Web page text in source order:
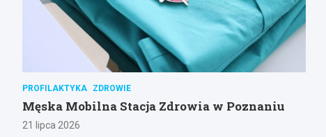
PROFILAKTYKA ZDROWIE
Męska Mobilna Stacja Zdrowia w Poznaniu
21 lipca 2026